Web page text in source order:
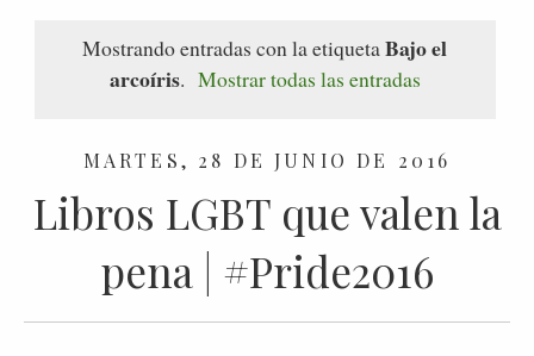
Mostrando entradas con la etiquetaBajo el
arcoíris. Mostrar todas las entradas
MARTES, 28 DE JUNIO DE 2016
Libros LGBT que valen la
pena | #Pride2016